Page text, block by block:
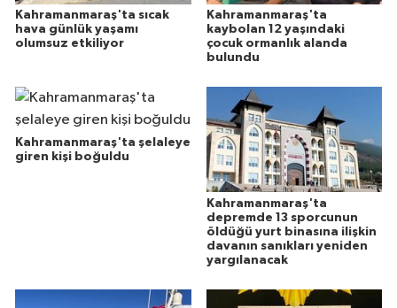
Kahramanmaraş'ta sıcak
hava günlük yaşamı
olumsuz etkiliyor
Kahramanmaraş'ta
kaybolan 12 yaşındaki
çocuk ormanlık alanda
bulundu
Kahramanmaraş'ta şelaleye
giren kişi boğuldu
Kahramanmaraş'ta
depremde 13 sporcunun
öldüğü yurt binasına ilişkin
davanın sanıkları yeniden
yargılanacak